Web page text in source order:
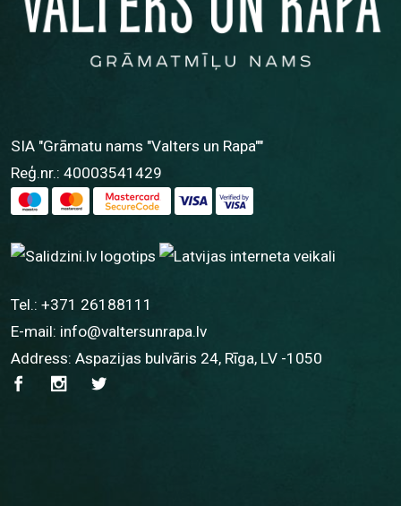
SIA "Grāmatu nams "Valters un Rapa""
Reģ.nr.: 40003541429
Tel.: +371 26188111
E-mail: info@valtersunrapa.lv
Address: Aspazijas bulvāris 24, Rīga, LV -1050